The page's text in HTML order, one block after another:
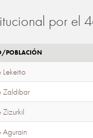
por el
POBLACIÓN
Zaldibar
Agurain